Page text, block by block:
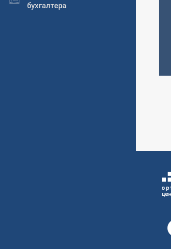
бухгалтера